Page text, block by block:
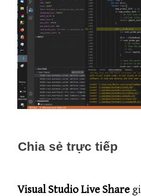
Chia sẻ trực tiếp
Visual Studio Live Share